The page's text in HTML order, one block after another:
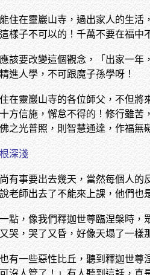
住在靈巖山寺，過出家人的生活
樣子不可以的！千萬不要在福中
該要改變這個觀念，「出家一年
進人學，不可跟魔子孫學呀！
在靈巖山寺的各位師父，不但將
方信施，懈怠不得的！修行雖
之光普照，則智慧通達，作福無
深淺
有事要出去幾天，當然每個人的
老師出去了不能來上課，他們也
點，像我們釋迦世尊臨涅槃時，
哭，哭了又昏，好像天塌了一樣
有一些惡性比丘，聽到釋迦世尊